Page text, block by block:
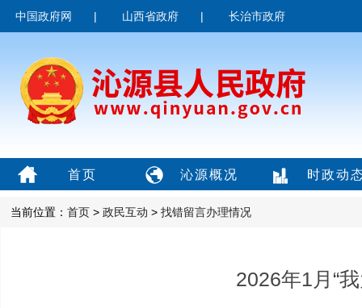
中国政府网 | 山西省政府 | 长治市政府
首页 沁源概况 时政动
当前位置： 首页 > 政民互动 > 找错留言办理情况
2026年1月“